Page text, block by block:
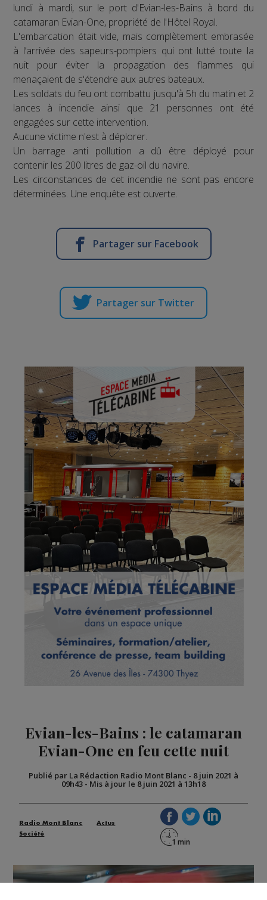
lundi à mardi, sur le port d'Evian-les-Bains à bord du
catamaran Evian-One, propriété de l'Hôtel Royal.
L'embarcation était vide, mais complètement embrasée
à l’arrivée des sapeurs-pompiers qui ont lutté toute la
nuit pour éviter la propagation des flammes qui
menaçaient de s'étendre aux autres bateaux.
Les soldats du feu ont combattu jusqu'à 5h du matin et 2
lances à incendie ainsi que 21 personnes ont été
engagées sur cette intervention.
Aucune victime n'est à déplorer.
Un barrage anti pollution a dû être déployé pour
contenir les 200 litres de gaz-oil du navire.
Les circonstances de cet incendie ne sont pas encore
déterminées. Une enquête est ouverte.
Partager sur Facebook
Partager sur Twitter
Evian-les-Bains : le catamaran
Evian-One en feu cette nuit
Publié par La Rédaction Radio Mont Blanc - 8 juin 2021 à
09h43 - Mis à jour le 8 juin 2021 à 13h18
Radio Mont Blanc
Actus
Société